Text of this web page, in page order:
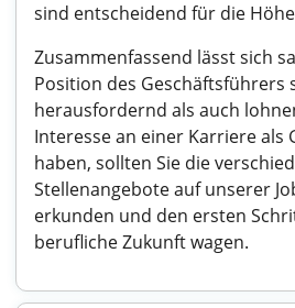
sind entscheidend für die
Zusammenfassend lässt sich
Position des Geschäftsführers
herausfordernd als auch
Interesse an einer Karriere als
haben, sollten Sie die
Stellenangebote auf unserer
erkunden und den ersten
berufliche Zukunft wagen.